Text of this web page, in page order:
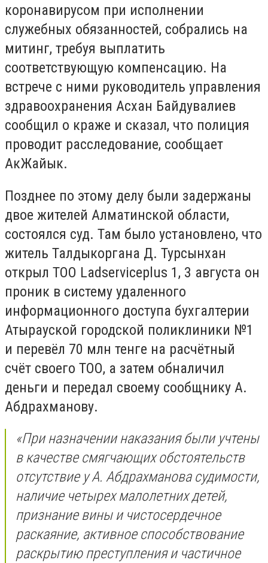
коронавирусом при исполнении
служебных обязанностей, собрались на
митинг, требуя выплатить
соответствующую компенсацию. На
встрече с ними руководитель управления
здравоохранения Асхан Байдувалиев
сообщил о краже и сказал, что полиция
проводит расследование, сообщает
АкЖайык.
Позднее по этому делу были задержаны
двое жителей Алматинской области,
состоялся суд. Там было установлено, что
житель Талдыкоргана Д. Турсынхан
открыл ТОО Ladserviceplus 1, 3 августа он
проник в систему удаленного
информационного доступа бухгалтерии
Атырауской городской поликлиники №1
и перевёл 70 млн тенге на расчётный
счёт своего ТОО, а затем обналичил
деньги и передал своему сообщнику А.
Абдрахманову.
«При назначении наказания были учтены
в качестве смягчающих обстоятельств
отсутствие у А. Абдрахманова судимости,
наличие четырех малолетних детей,
признание вины и чистосердечное
раскаяние, активное способствование
раскрытию преступления и частичное